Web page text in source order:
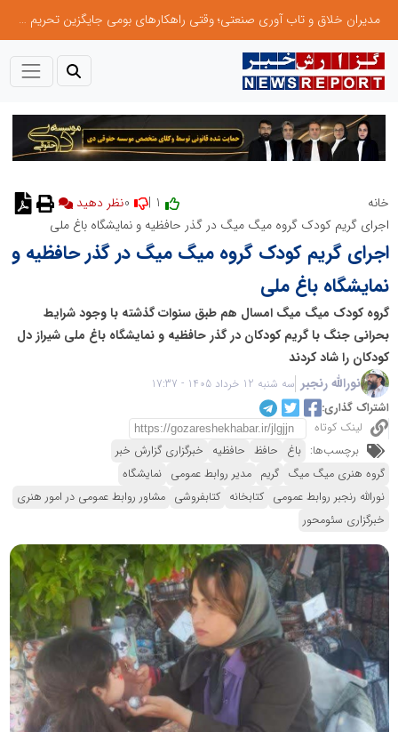
مدیران خلاق و تاب آوری صنعتی؛ وقتی راهکارهای بومی جایگزین تحریم میشود
خانه
نظر دهید
اجرای گریم کودک گروه میگ میگ در گذر حافظیه و نمایشگاه باغ ملی
اجرای گریم کودک گروه میگ میگ در گذر حافظیه و
نمایشگاه باغ ملی
گروه کودک میگ میگ امسال هم طبق سنوات گذشته با وجود شرایط
بحرانی جنگ با گریم کودکان در گذر حافظیه و نمایشگاه باغ ملی شیراز دل
کودکان را شاد کردند
نورالله رنجبر سه شنبه 12 خرداد 1405 - 17:37
اشتراک گذاری:
لینک کوتاه
برچسب‌ها: باغ حافظ حافظیه خبرگزاری گزارش خبر
گروه هنری میگ میگ گریم مدیر روابط عمومی نمایشگاه
نورالله رنجبر روابط عمومی کتابخانه کتابفروشی مشاور روابط عمومی در امور هنری
خبرگزاری سئومحور